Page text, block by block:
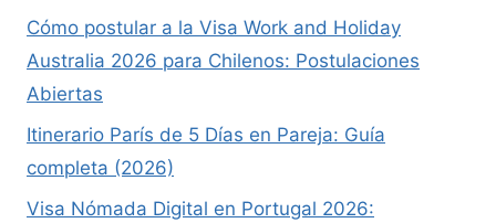
Cómo postular a la Visa Work and Holiday
Australia 2026 para Chilenos: Postulaciones
Abiertas
Itinerario París de 5 Días en Pareja: Guía
completa (2026)
Visa Nómada Digital en Portugal 2026: